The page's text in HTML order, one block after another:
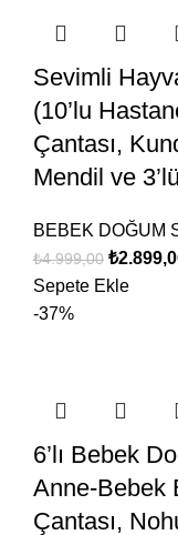
Sevimli
(10’lu
Çantası,
Mendil ve
BEBEK DOĞUM
₺4.999,00 ₺
Sepete Ekle
-37%
6’lı Bebek
Anne-Bebek
Çantası,